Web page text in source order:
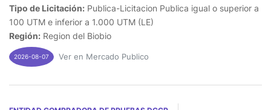
Tipo de Licitación: Publica-Licitacion Publica igual o superior a
100 UTM e inferior a 1.000 UTM (LE)
Región: Region del Biobio
2026-08-07 Ver en Mercado Publico